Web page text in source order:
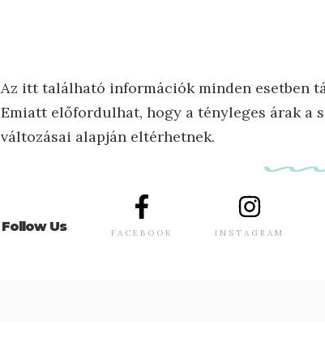
Az itt található információk minden esetben
Emiatt előfordulhat, hogy a tényleges árak a
változásai alapján eltérhetnek.
Follow Us FACEBOOK INSTAGRAM